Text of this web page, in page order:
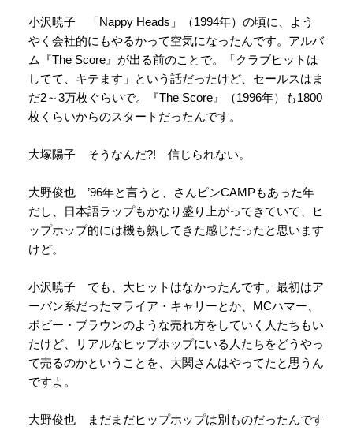
小沢暁子 「Nappy Heads」（1994年）の頃に、よう
やく会社的にもやるかって空気になったんです。アルバ
ム『The Score』が出る前のことで。「クラブヒットは
してて、キテます」という話だったけど、セールスはま
だ2～3万枚ぐらいで。『The Score』（1996年）も1800
枚くらいからのスタートだったんです。
大塚陽子 そうなんだ?! 信じられない。
大野俊也 ’96年と言うと、さんピンCAMPもあった年
だし、日本語ラップもかなり盛り上がってきていて、ヒ
ップホップ的には機も熟してきた感じだったと思います
けど。
小沢暁子 でも、大ヒットはなかったんです。最初はア
ーバン系だったマライア・キャリーとか、MCハマー、
ボビー・ブラウンのような売れ方をしていく人たちもい
たけど、リアルなヒップホップにいる人たちをどうやっ
て売るのかということを、大関さんはやってたと思うん
ですよ。
大野俊也 まだまだヒップホップは別ものだったんです